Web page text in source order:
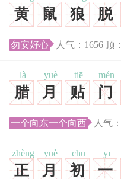
黄 鼠 狼 脱
勿安好心 人气： 1656 顶：
腊
là
月
yuè
贴
tiē
门
mén
一个向东一个向西 人气：
正
zhèng
月
yuè
初
chū
一
yī